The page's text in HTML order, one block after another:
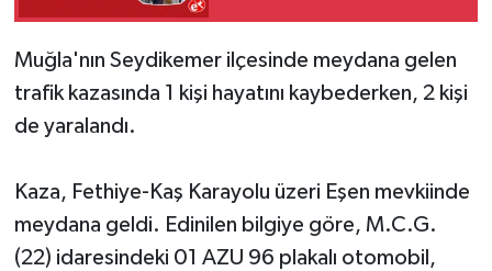
Muğla'nın Seydikemer ilçesinde meydana gelen
trafik kazasında 1 kişi hayatını kaybederken, 2 kişi
de yaralandı.
Kaza, Fethiye-Kaş Karayolu üzeri Eşen mevkiinde
meydana geldi. Edinilen bilgiye göre, M.C.G.
(22) idaresindeki 01 AZU 96 plakalı otomobil,